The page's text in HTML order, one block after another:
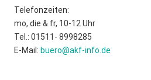
Telefonzeiten:
mo, die & fr, 10-12 Uhr
Tel.: 01511- 8998285
E-Mail: buero@akf-info.de